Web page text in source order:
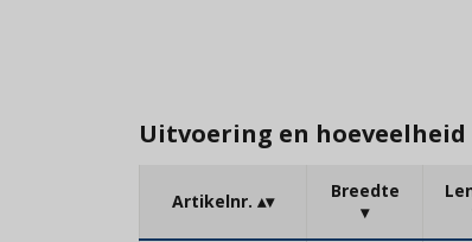
Uitvoering en
Artikelnr. Breedte